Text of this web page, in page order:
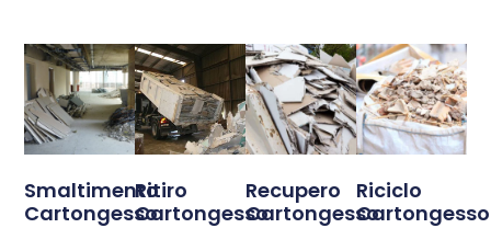
Smaltimento
Cartongesso
Ritiro
Cartongesso
Recupero
Cartongesso
Riciclo
Cartongesso